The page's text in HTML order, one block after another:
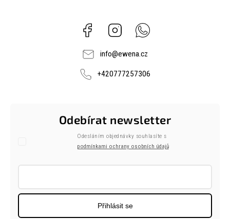
Facebook Instagram
info@ewena.cz
+420777257306
Odebírat newsletter
Odesláním objednávky souhlasíte s
podmínkami ochrany osobních údajů
Přihlásit se